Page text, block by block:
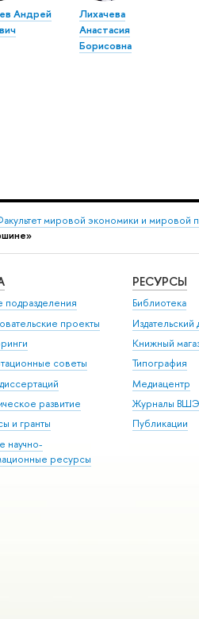
Андрей
Лихачева
Анастасия
Борисовна
мировой экономики и мировой
подразделения
проекты
советы
развитие
и гранты
научно-
ресурсы
РЕСУРСЫ
Библиотека
Книжный
Типография
Медиацентр
Журналы ВШЭ
Публикации